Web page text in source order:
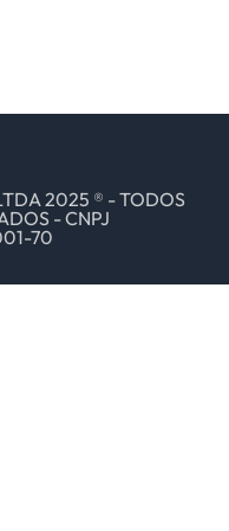
2025 ® - TODOS
- CNPJ
70